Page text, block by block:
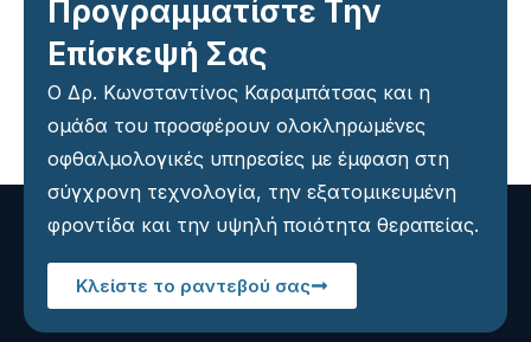
Προγραμματίστε Την
Επίσκεψή Σας
Ο Δρ. Κωνσταντίνος Καραμπάτσας και η
ομάδα του προσφέρουν ολοκληρωμένες
οφθαλμολογικές υπηρεσίες με έμφαση στη
σύγχρονη τεχνολογία, την εξατομικευμένη
φροντίδα και την υψηλή ποιότητα θεραπείας.
Κλείστε το ραντεβού σας